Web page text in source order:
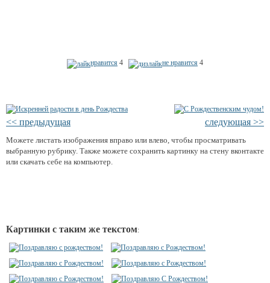
нравится 4 не нравится 4
<< предыдущая следующая >>
Можете листать изображения вправо или влево, чтобы просматривать
выбранную рубрику. Также можете сохранить картинку на стену вконтакте
или скачать себе на компьютер.
Картинки с таким же текстом: